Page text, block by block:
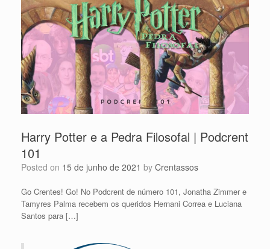
Harry Potter e a Pedra Filosofal | Podcrent
101
Posted on 15 de junho de 2021 by Crentassos
Go Crentes! Go! No Podcrent de número 101, Jonatha Zimmer e
Tamyres Palma recebem os queridos Hernani Correa e Luciana
Santos para […]